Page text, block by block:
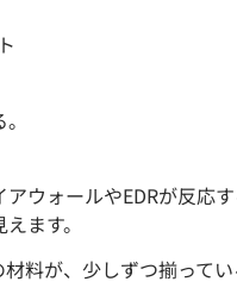
ウォールやEDRが反応す
ます。
料が、少しずつ揃ってい